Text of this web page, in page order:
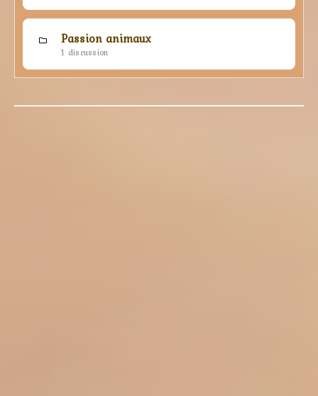
Passion animaux
1 discussion